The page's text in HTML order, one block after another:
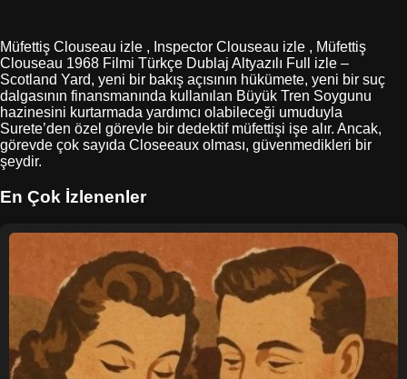
Müfettiş Clouseau izle , Inspector Clouseau izle , Müfettiş
Clouseau 1968 Filmi Türkçe Dublaj Altyazılı Full izle –
Scotland Yard, yeni bir bakış açısının hükümete, yeni bir suç
dalgasının finansmanında kullanılan Büyük Tren Soygunu
hazinesini kurtarmada yardımcı olabileceği umuduyla
Surete’den özel görevle bir dedektif müfettişi işe alır. Ancak,
görevde çok sayıda Closeeaux olması, güvenmedikleri bir
şeydir.
En Çok İzlenenler